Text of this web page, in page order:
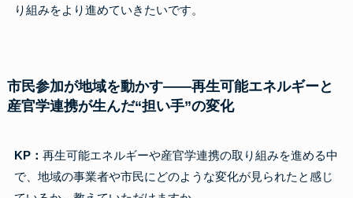
り組みをより進めていきたいです。
市民参加が地域を動かす――再生可能エネルギーと
産官学連携が生んだ“担い手”の変化
KP： 再生可能エネルギーや産官学連携の取り組みを進める中
で、地域の事業者や市民にどのような変化が見られたと感じ